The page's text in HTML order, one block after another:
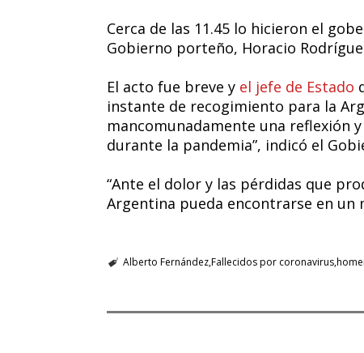
Cerca de las 11.45 lo hicieron el
Gobierno porteño, Horacio
El acto fue breve y el jefe de Estado
instante de recogimiento para la
mancomunadamente una reflexión
durante la pandemia”, indicó el
“Ante el dolor y las pérdidas que
Argentina pueda encontrarse en un
Alberto FernándezFallecidos por coronavirus